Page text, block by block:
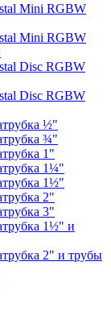
Mini RGBW
Mini RGBW
Disc RGBW
Disc RGBW
½"
¾"
1"
1¼"
1½"
2"
3"
1½" и
2" и трубы